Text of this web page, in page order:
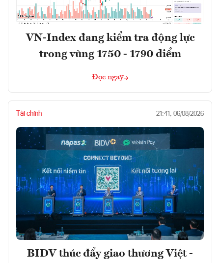
VN-Index đang kiểm tra động lực
trong vùng 1750 - 1790 điểm
Đọc ngay
Tài chính 21:41, 06/08/2026
BIDV thúc đẩy giao thương Việt -